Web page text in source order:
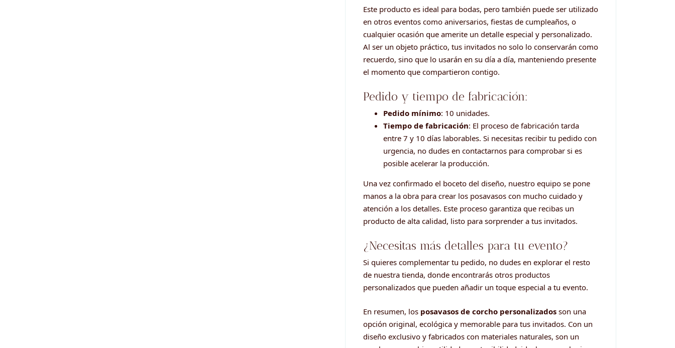
Este producto es ideal para bodas, pero también puede ser utilizado
en otros eventos como aniversarios, fiestas de cumpleaños, o
cualquier ocasión que amerite un detalle especial y personalizado.
Al ser un objeto práctico, tus invitados no solo lo conservarán como
recuerdo, sino que lo usarán en su día a día, manteniendo presente
el momento que compartieron contigo.
Pedido y tiempo de fabricación:
Pedido mínimo: 10 unidades.
Tiempo de fabricación: El proceso de fabricación tarda
entre 7 y 10 días laborables. Si necesitas recibir tu pedido con
urgencia, no dudes en contactarnos para comprobar si es
posible acelerar la producción.
Una vez confirmado el boceto del diseño, nuestro equipo se pone
manos a la obra para crear los posavasos con mucho cuidado y
atención a los detalles. Este proceso garantiza que recibas un
producto de alta calidad, listo para sorprender a tus invitados.
¿Necesitas más detalles para tu evento?
Si quieres complementar tu pedido, no dudes en explorar el resto
de nuestra tienda, donde encontrarás otros productos
personalizados que pueden añadir un toque especial a tu evento.
En resumen, los posavasos de corcho personalizados son una
opción original, ecológica y memorable para tus invitados. Con un
diseño exclusivo y fabricados con materiales naturales, son un